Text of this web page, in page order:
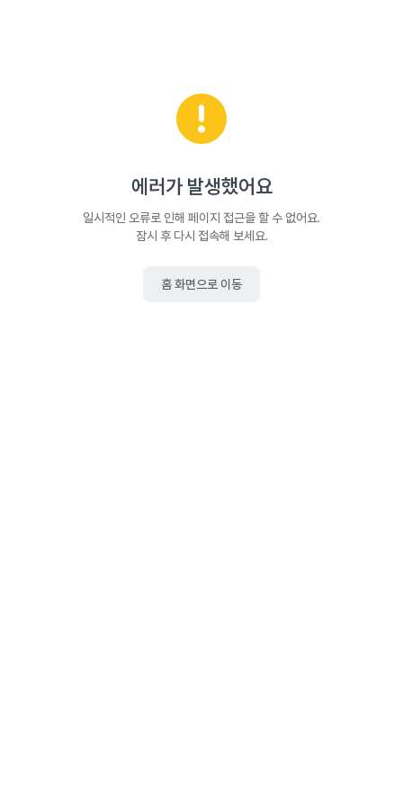
에러가 발생했어요
일시적인 오류로 인해 페이지 접근을 할 수 없어요.
잠시 후 다시 접속해 보세요.
홈 화면으로 이동